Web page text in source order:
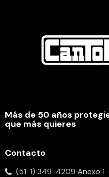
Más de 50 años
que más quieres
Contacto
(51-1) 349-4209 Anexo 1